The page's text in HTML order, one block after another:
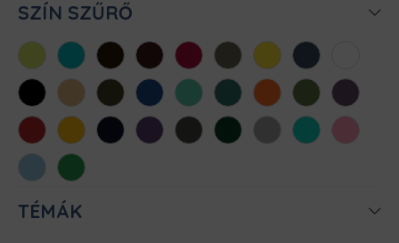
SZÍN SZŰRŐ
AlmazöldAtollkékBarnaBordóChili Cink Citromsárga
Denim
FeketeHomokKhaki KirálykékMentaMéregzöld
NarancsOliva Padlizsán
Piros SárgaSötétkékSötétlilaSötétszürke
SötétzöldSportszürke
Türkiz
Világos
rózsaszín
Világoskék
Zöld
TÉMÁK